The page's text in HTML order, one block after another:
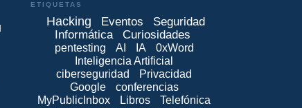
ETIQUETAS
Hacking Eventos
Seguridad
Informática
Curiosidades
pentesting AI IA
0xWord
Inteligencia Artificial
ciberseguridad
Privacidad
Google
conferencias
MyPublicInbox
Libros
Telefónica